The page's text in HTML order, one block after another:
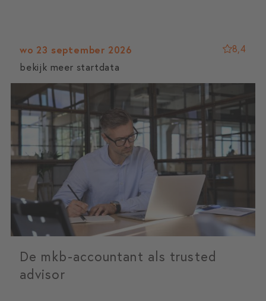
wo 23 september 2026
bekijk meer startdata
8,4
De mkb-accountant als trusted
advisor